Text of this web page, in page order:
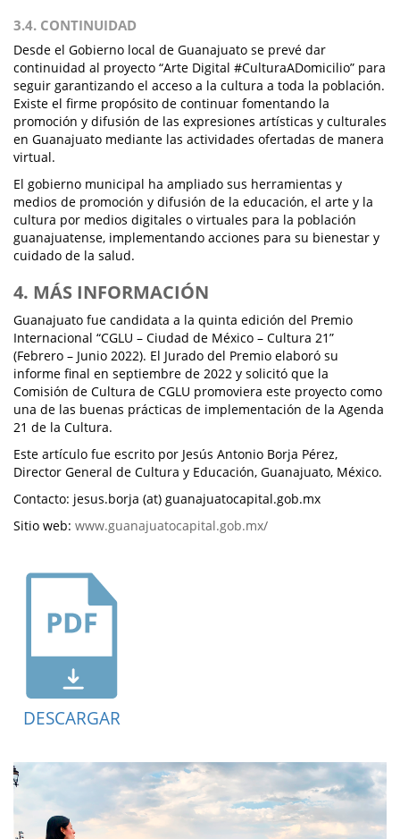
3.4. CONTINUIDAD
Desde el Gobierno local de Guanajuato se prevé dar
continuidad al proyecto “Arte Digital #CulturaADomicilio” para
seguir garantizando el acceso a la cultura a toda la población.
Existe el firme propósito de continuar fomentando la
promoción y difusión de las expresiones artísticas y culturales
en Guanajuato mediante las actividades ofertadas de manera
virtual.
El gobierno municipal ha ampliado sus herramientas y
medios de promoción y difusión de la educación, el arte y la
cultura por medios digitales o virtuales para la población
guanajuatense, implementando acciones para su bienestar y
cuidado de la salud.
4. MÁS INFORMACIÓN
Guanajuato fue candidata a la quinta edición del Premio
Internacional “CGLU – Ciudad de México – Cultura 21”
(Febrero – Junio 2022). El Jurado del Premio elaboró su
informe final en septiembre de 2022 y solicitó que la
Comisión de Cultura de CGLU promoviera este proyecto como
una de las buenas prácticas de implementación de la Agenda
21 de la Cultura.
Este artículo fue escrito por Jesús Antonio Borja Pérez,
Director General de Cultura y Educación, Guanajuato, México.
Contacto: jesus.borja (at) guanajuatocapital.gob.mx
Sitio web: www.guanajuatocapital.gob.mx/
DESCARGAR